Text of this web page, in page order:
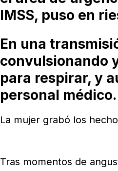
IMSS, puso en
En una
convulsionando
para respirar, y
personal médico.
La mujer grabó los
Tras momentos de